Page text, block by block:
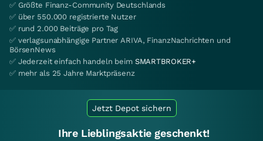
✅ Größte Finanz-Community Deutschlands
✅ über 550.000 registrierte Nutzer
✅ rund 2.000 Beiträge pro Tag
✅ verlagsunabhängige Partner ARIVA, FinanzNachrichten und
BörsenNews
✅ Jederzeit einfach handeln beim SMARTBROKER+
✅ mehr als 25 Jahre Marktpräsenz
Jetzt Depot sichern
Ihre Lieblingsaktie geschenkt!